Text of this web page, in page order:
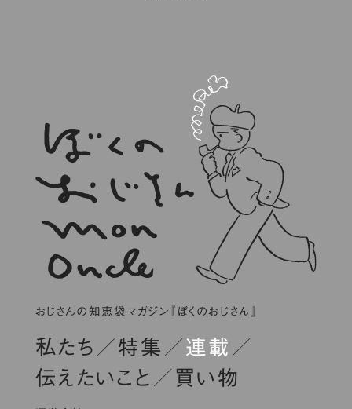
おじさんの知恵袋マガジン『ぼくのおじさん』
私たち 特集
連載
伝えたいこと
買い物